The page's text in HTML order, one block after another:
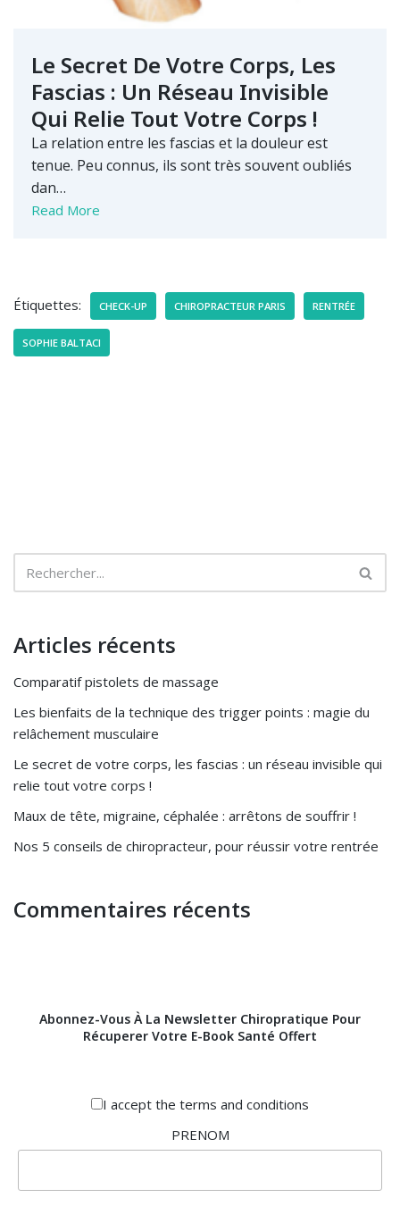
Le Secret De Votre Corps, Les
Fascias : Un Réseau Invisible
Qui Relie Tout Votre Corps !
La relation entre les fascias et la douleur est
tenue. Peu connus, ils sont très souvent oubliés
dan…
Read More
Étiquettes: CHECK-UP CHIROPRACTEUR PARIS RENTRÉE
SOPHIE BALTACI
Articles récents
Comparatif pistolets de massage
Les bienfaits de la technique des trigger points : magie du
relâchement musculaire
Le secret de votre corps, les fascias : un réseau invisible qui
relie tout votre corps !
Maux de tête, migraine, céphalée : arrêtons de souffrir !
Nos 5 conseils de chiropracteur, pour réussir votre rentrée
Commentaires récents
Abonnez-Vous À La Newsletter Chiropratique Pour
Récuperer Votre E-Book Santé Offert
I accept the terms and conditions
PRENOM